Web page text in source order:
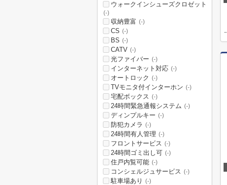
ウォークインシューズクロゼット
(-)
収納豊富 (-)
CS (-)
BS (-)
CATV (-)
光ファイバー (-)
インターネット対応 (-)
オートロック (-)
TVモニタ付インターホン (-)
宅配ボックス (-)
24時間緊急通報システム (-)
ディンプルキー (-)
防犯カメラ (-)
24時間有人管理 (-)
フロントサービス (-)
24時間ゴミ出し可 (-)
住戸内覧可能 (-)
コンシェルジュサービス (-)
駐車場あり (-)